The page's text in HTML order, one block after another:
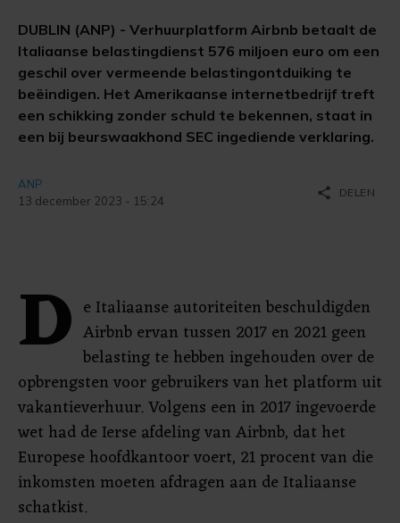
DUBLIN (ANP) - Verhuurplatform Airbnb betaalt de
Italiaanse belastingdienst 576 miljoen euro om een
geschil over vermeende belastingontduiking te
beëindigen. Het Amerikaanse internetbedrijf treft
een schikking zonder schuld te bekennen, staat in
een bij beurswaakhond SEC ingediende verklaring.
ANP
13 december 2023 - 15:24
share DELEN
D e Italiaanse autoriteiten beschuldigden
Airbnb ervan tussen 2017 en 2021 geen
belasting te hebben ingehouden over de
opbrengsten voor gebruikers van het platform uit
vakantieverhuur. Volgens een in 2017 ingevoerde
wet had de Ierse afdeling van Airbnb, dat het
Europese hoofdkantoor voert, 21 procent van die
inkomsten moeten afdragen aan de Italiaanse
schatkist.